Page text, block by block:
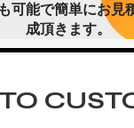
可能で簡単にお見
成頂きます。